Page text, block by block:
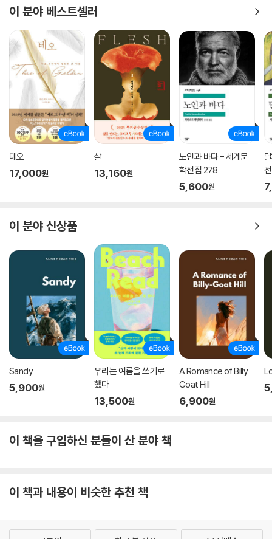
이 분야 베스트셀러
테오
17,000원
살
13,160원
노인과 바다 - 세계문
학전집 278
5,600원
이 분야 신상품
Sandy
5,900원
우리는 여름을 쓰기로
했다
13,500원
A Romance of Billy-
Goat Hill
6,900원
이 책을 구입하신 분들이 산 분야 책
이 책과 내용이 비슷한 추천 책